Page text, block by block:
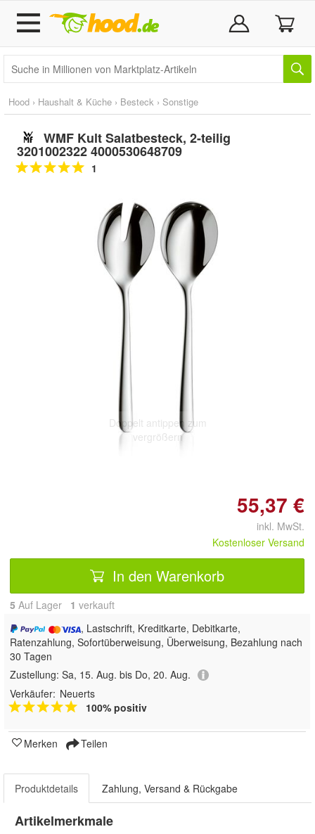
Hood › Haushalt & Küche › Besteck › Sonstige
WMF Kult Salatbesteck, 2-teilig
3201002322 4000530648709
1
Doppelt antippen zum
vergrößern
55,37 €
inkl. MwSt.
Kostenloser Versand
In den Warenkorb
5 Auf Lager 1 verkauft
, Lastschrift, Kreditkarte, Debitkarte,
Ratenzahlung, Sofortüberweisung, Überweisung, Bezahlung nach
30 Tagen
Zustellung: Sa, 15. Aug. bis Do, 20. Aug.
Verkäufer: Neuerts
100% positiv
Merken Teilen
Produktdetails Zahlung, Versand & Rückgabe
Artikelmerkmale